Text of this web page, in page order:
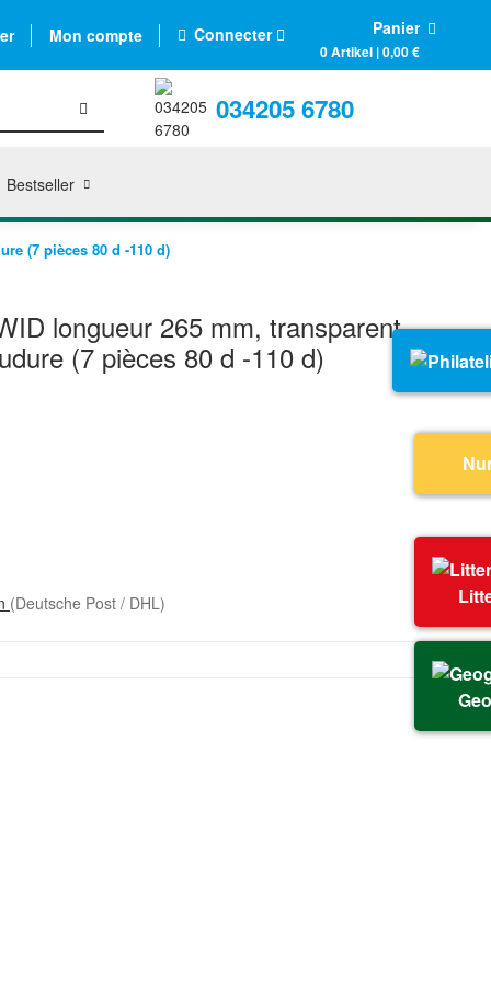
Mon compte Connecter Panier
0 Artikel | 0,00 €
034205 6780
Bestseller
(7 pièces 80 d -110 d)
longueur 265 mm, transparent
(7 pièces 80 d -110 d)
(Deutsche Post / DHL)